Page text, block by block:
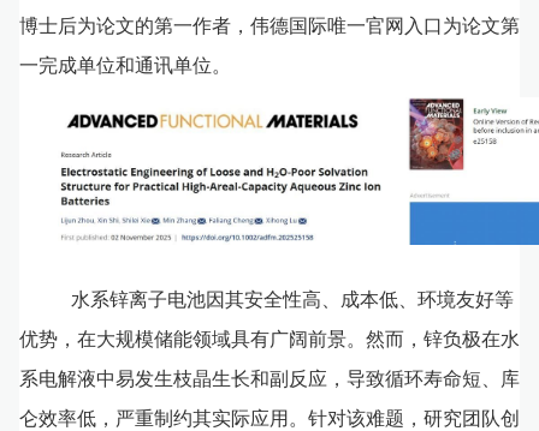
博士后为论文的第一作者，伟德国际唯一官网入口为论文第
一完成单位和通讯单位。
水系锌离子电池因其安全性高、成本低、环境友好等
优势，在大规模储能领域具有广阔前景。然而，锌负极在水
系电解液中易发生枝晶生长和副反应，导致循环寿命短、库
仑效率低，严重制约其实际应用。针对该难题，研究团队创